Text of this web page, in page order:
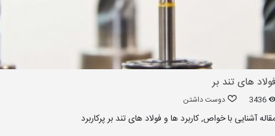
های تند بر
3436 دوست داشتن
آشنایی با خواص, کاربرد ها و فولاد های تند بر پرکاربرد